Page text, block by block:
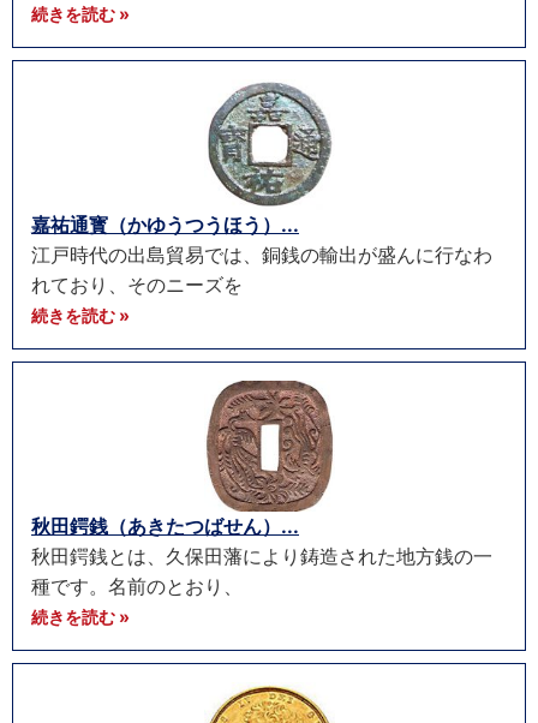
続きを読む »
嘉祐通寳（かゆうつうほう）...
江戸時代の出島貿易では、銅銭の輸出が盛んに行なわ
れており、そのニーズを
続きを読む »
秋田鍔銭（あきたつばせん）...
秋田鍔銭とは、久保田藩により鋳造された地方銭の一
種です。名前のとおり、
続きを読む »